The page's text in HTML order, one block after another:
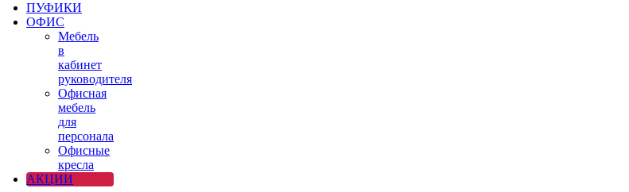
ПУФИКИ
ОФИС
Мебель
в
кабинет
руководителя
Офисная
мебель
для
персонала
Офисные
кресла
АКЦИИ